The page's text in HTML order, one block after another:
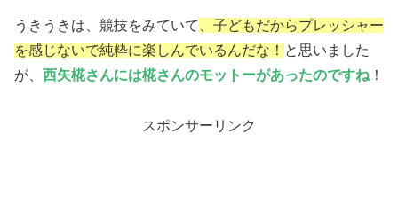
うきうきは、競技をみていて
、子どもだからプレッシャー
を感じないで純粋に楽しんでいるんだな！ と思いました
が、 西矢椛さんには椛さんのモットーがあったのですね ！
スポンサーリンク